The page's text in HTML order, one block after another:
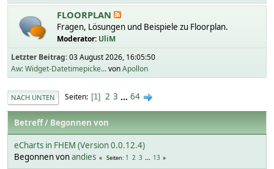
FLOORPLAN
Fragen, Lösungen und Beispiele zu Floorplan.
Moderator: UliM
Letzter Beitrag:03 August 2026, 16:05:50
Aw: Widget-Datetimepicke...vonApollon
NACH UNTEN Seiten 1 2 3 ... 64
Betreff/ Begonnen von
eCharts in FHEM (Version 0.0.12.4)
Begonnen vonandies Seiten 1 2 3 ... 13